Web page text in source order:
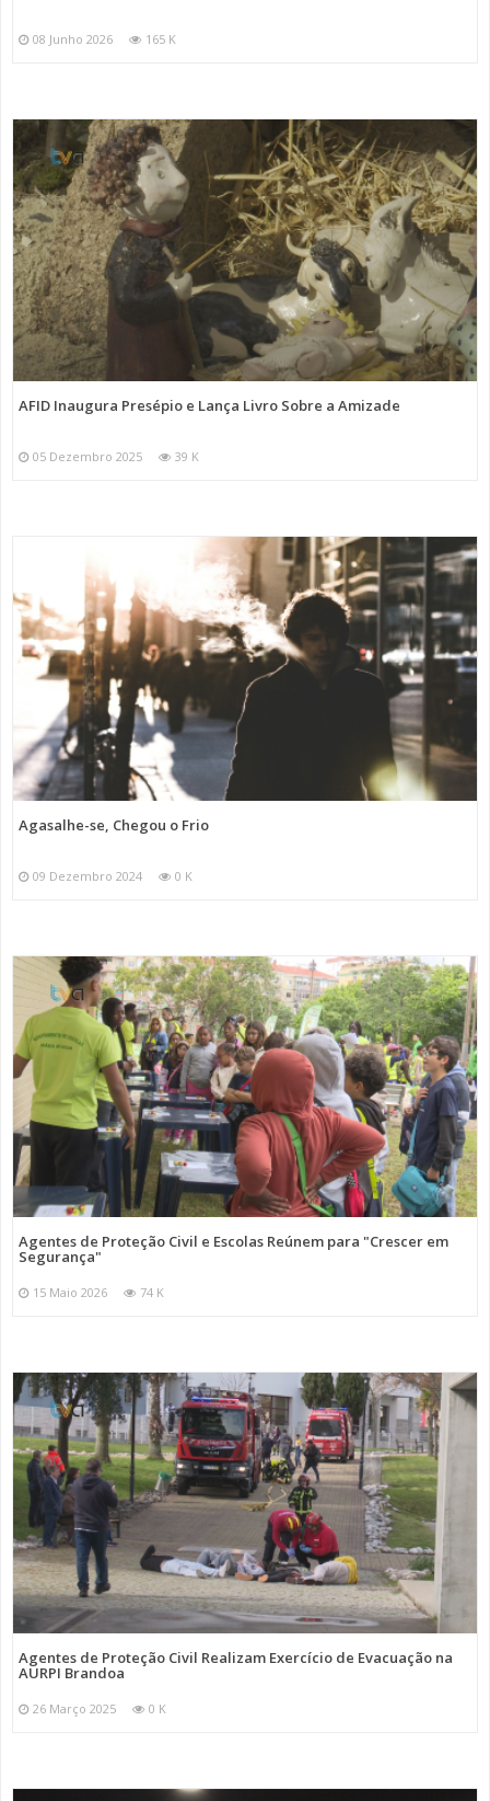
08 Junho 2026 165 K
AFID Inaugura Presépio e Lança Livro Sobre a Amizade
05 Dezembro 2025 39 K
Agasalhe-se, Chegou o Frio
09 Dezembro 2024 0 K
Agentes de Proteção Civil e Escolas Reúnem para "Crescer em
Segurança"
15 Maio 2026 74 K
Agentes de Proteção Civil Realizam Exercício de Evacuação na
AURPI Brandoa
26 Março 2025 0 K